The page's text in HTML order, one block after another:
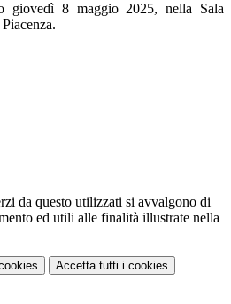
giovedì 8 maggio 2025, nella Sala
da questo utilizzati si avvalgono di
ed utili alle finalità illustrate nella
Accetta tutti i cookies